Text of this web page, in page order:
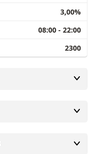
3,00%
08:00 - 22:00
2300